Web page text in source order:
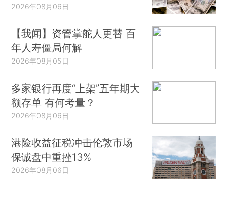
2026年08月06日
【我闻】资管掌舵人更替 百
年人寿僵局何解
2026年08月05日
多家银行再度“上架”五年期大
额存单 有何考量？
2026年08月06日
港险收益征税冲击伦敦市场
保诚盘中重挫13%
2026年08月06日